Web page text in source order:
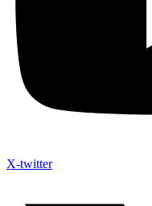
X-twitter